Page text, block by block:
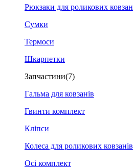
Рюкзаки для роликових
Сумки
Термоси
Шкарпетки
Запчастини(7)
Гальма для ковзанів
Гвинти комплект
Кліпси
Колеса для роликових
Осі комплект